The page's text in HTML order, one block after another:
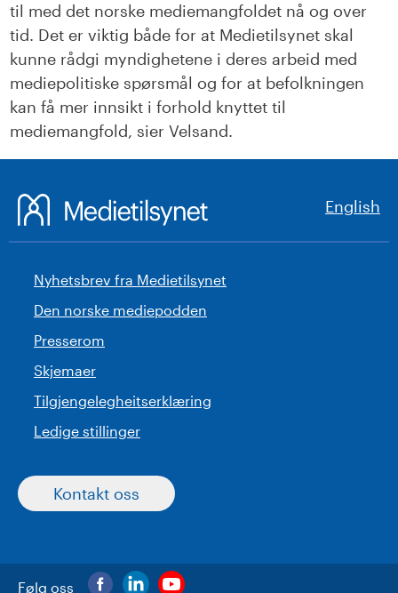
til med det norske mediemangfoldet nå og over
tid. Det er viktig både for at Medietilsynet skal
kunne rådgi myndighetene i deres arbeid med
mediepolitiske spørsmål og for at befolkningen
kan få mer innsikt i forhold knyttet til
mediemangfold, sier Velsand.
English
Nyhetsbrev fra Medietilsynet
Den norske mediepodden
Presserom
Skjemaer
Tilgjengelegheitserklæring
Ledige stillinger
Kontakt oss
Følg oss